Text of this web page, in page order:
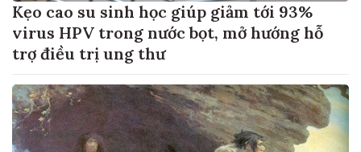
Kẹo cao su sinh học giúp giảm tới 93%
virus HPV trong nước bọt, mở hướng hỗ
trợ điều trị ung thư